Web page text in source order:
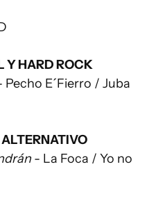
Y HARD ROCK
E´Fierro / Juba
- La Foca / Yo no